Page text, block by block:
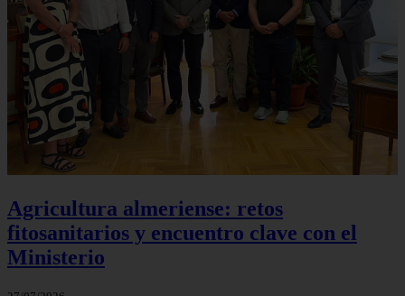
Agricultura almeriense: retos
fitosanitarios y encuentro clave con el
Ministerio